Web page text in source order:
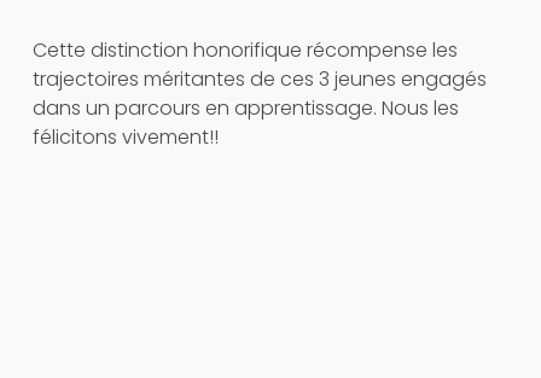
Cette distinction honorifique récompense les
trajectoires méritantes de ces 3 jeunes engagés
dans un parcours en apprentissage. Nous les
félicitons vivement!!